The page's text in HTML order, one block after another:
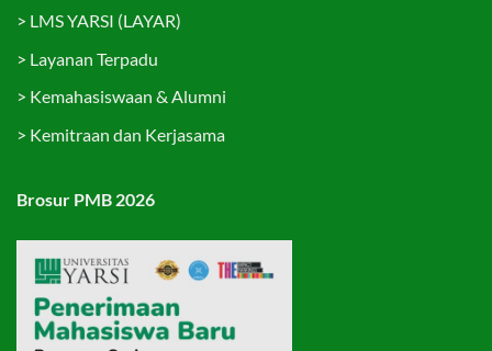
> LMS YARSI (LAYAR)
> Layanan Terpadu
> Kemahasiswaan & Alumni
> Kemitraan dan Kerjasama
Brosur PMB 2026